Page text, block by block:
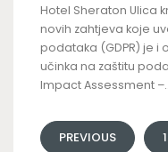
Hotel Sheraton Ulica
novih zahtjeva koje
podataka (GDPR) je
učinka na zaštitu
Impact Assessment
PREVIOUS 1